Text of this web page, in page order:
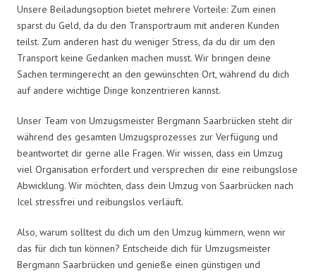
Unsere Beiladungsoption bietet mehrere Vorteile: Zum einen
sparst du Geld, da du den Transportraum mit anderen Kunden
teilst. Zum anderen hast du weniger Stress, da du dir um den
Transport keine Gedanken machen musst. Wir bringen deine
Sachen termingerecht an den gewünschten Ort, während du dich
auf andere wichtige Dinge konzentrieren kannst.
Unser Team von Umzugsmeister Bergmann Saarbrücken steht dir
während des gesamten Umzugsprozesses zur Verfügung und
beantwortet dir gerne alle Fragen. Wir wissen, dass ein Umzug
viel Organisation erfordert und versprechen dir eine reibungslose
Abwicklung. Wir möchten, dass dein Umzug von Saarbrücken nach
Icel stressfrei und reibungslos verläuft.
Also, warum solltest du dich um den Umzug kümmern, wenn wir
das für dich tun können? Entscheide dich für Umzugsmeister
Bergmann Saarbrücken und genieße einen günstigen und